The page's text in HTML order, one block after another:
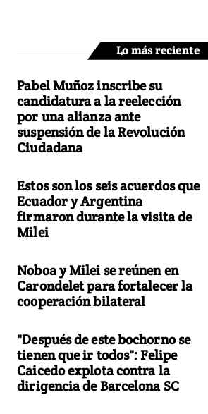
Lo más reciente
Pabel Muñoz inscribe su
candidatura a la reelección
por una alianza ante
suspensión de la Revolución
Ciudadana
Estos son los seis acuerdos que
Ecuador y Argentina
firmaron durante la visita de
Milei
Noboa y Milei se reúnen en
Carondelet para fortalecer la
cooperación bilateral
"Después de este bochorno se
tienen que ir todos": Felipe
Caicedo explota contra la
dirigencia de Barcelona SC